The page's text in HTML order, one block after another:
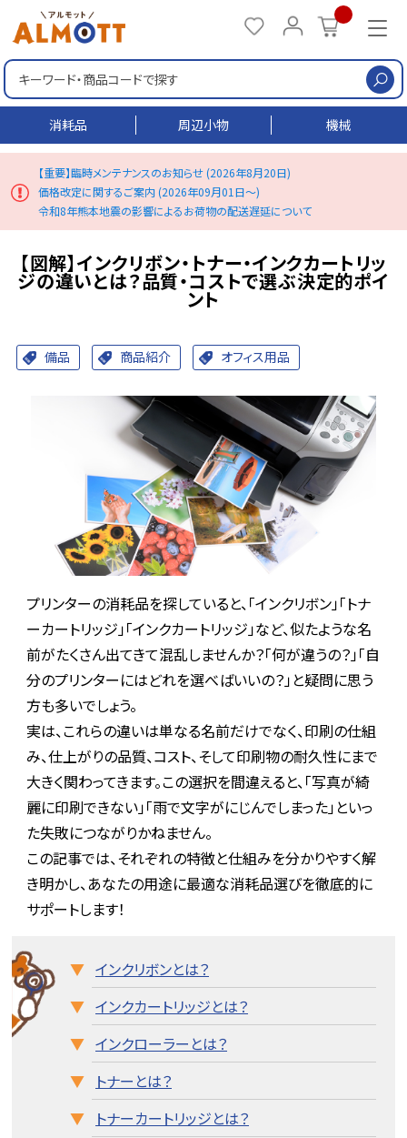
消耗品 周辺小物 機械
【重要】臨時メンテナンスのお知らせ (2026年8月20日)
価格改定に関するご案内 (2026年09月01日～)
令和8年熊本地震の影響によるお荷物の配送遅延について
【図解】インクリボン・トナー・インクカートリッ
ジの違いとは？品質・コストで選ぶ決定的ポイ
ント
備品 商品紹介 オフィス用品
プリンターの消耗品を探していると、「インクリボン」「トナ
ーカートリッジ」「インクカートリッジ」など、似たような名
前がたくさん出てきて混乱しませんか？「何が違うの？」「自
分のプリンターにはどれを選べばいいの？」と疑問に思う
方も多いでしょう。
実は、これらの違いは単なる名前だけでなく、印刷の仕組
み、仕上がりの品質、コスト、そして印刷物の耐久性にまで
大きく関わってきます。この選択を間違えると、「写真が綺
麗に印刷できない」「雨で文字がにじんでしまった」といっ
た失敗につながりかねません。
この記事では、それぞれの特徴と仕組みを分かりやすく解
き明かし、あなたの用途に最適な消耗品選びを徹底的に
サポートします！
インクリボンとは？
インクカートリッジとは？
インクローラーとは？
トナーとは？
トナーカートリッジとは？